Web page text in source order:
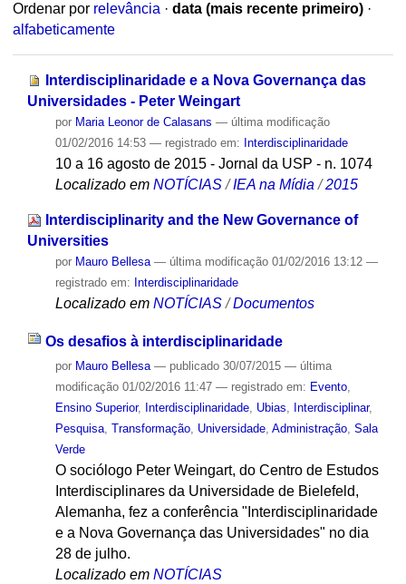
Ordenar por relevância · data (mais recente primeiro) ·
alfabeticamente
Interdisciplinaridade e a Nova Governança das
Universidades - Peter Weingart
por Maria Leonor de Calasans — última modificação
01/02/2016 14:53 — registrado em: Interdisciplinaridade
10 a 16 agosto de 2015 - Jornal da USP - n. 1074
Localizado em NOTÍCIAS /IEA na Mídia /2015
Interdisciplinarity and the New Governance of
Universities
por Mauro Bellesa — última modificação01/02/2016 13:12 —
registrado em: Interdisciplinaridade
Localizado em NOTÍCIAS /Documentos
Os desafios à interdisciplinaridade
por Mauro Bellesa — publicado30/07/2015 — última
modificação01/02/2016 11:47 — registrado em: Evento,
Ensino Superior, Interdisciplinaridade, Ubias, Interdisciplinar,
Pesquisa, Transformação, Universidade, Administração, Sala
Verde
O sociólogo Peter Weingart, do Centro de Estudos
Interdisciplinares da Universidade de Bielefeld,
Alemanha, fez a conferência "Interdisciplinaridade
e a Nova Governança das Universidades" no dia
28 de julho.
Localizado em NOTÍCIAS